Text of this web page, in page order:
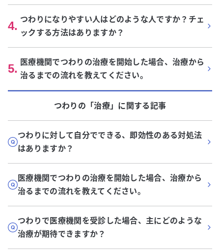
4. つわりになりやすい人はどのような人ですか？チェ
ックする方法はありますか？
5. 医療機関でつわりの治療を開始した場合、治療から
治るまでの流れを教えてください。
つわり の「治療」に関する記事
つわりに対して自分でできる、即効性のある対処法
はありますか？
医療機関でつわりの治療を開始した場合、治療から
治るまでの流れを教えてください。
つわりで医療機関を受診した場合、主にどのような
治療が期待できますか？